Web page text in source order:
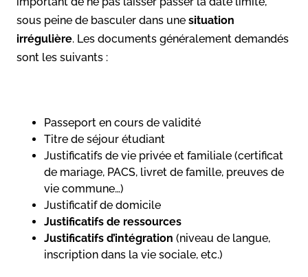
sous peine de basculer dans une situation
irrégulière. Les documents généralement demandés
sont les suivants :
Passeport en cours de validité
Titre de séjour étudiant
Justificatifs de vie privée et familiale (certificat
de mariage, PACS, livret de famille, preuves de
vie commune…)
Justificatif de domicile
Justificatifs de ressources
Justificatifs d’intégration (niveau de langue,
inscription dans la vie sociale, etc.)